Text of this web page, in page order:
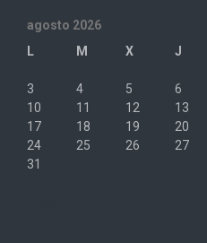
agosto 2026
L
M X J
3
4 5 6
10
11 12 13
17
18 19 20
24
25 26 27
31